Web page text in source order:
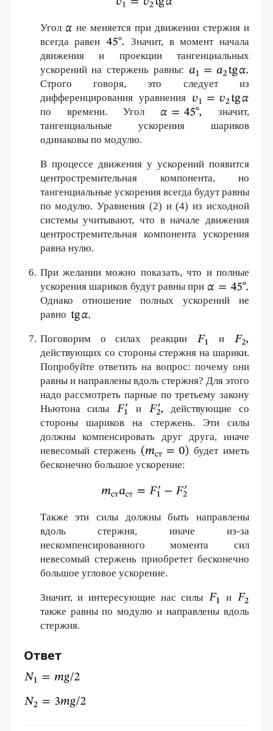
Угол
не меняется при движении стержня и
всегда равен
Значит, в момент начала
движения и проекции тангенциальных
ускорений на стержень равны:
Строго говоря, это следует из
дифференцирования уравнения
по времени. Угол
значит,
тангенциальные ускорения шариков
одинаковы по модулю.
В процессе движения у ускорений появится
центростремительная компонента, но
тангенциальные ускорения всегда будут равны
по модулю. Уравнения (2) и (4) из исходной
системы учитывают, что в начале движения
центростремительная компонента ускорения
равна нулю.
При желании можно показать, что и полные
ускорения шариков будут равны при
Однако отношение полных ускорений не
равно
Поговорим о силах реакции
и
действующих со стороны стержня на шарики.
Попробуйте ответить на вопрос: почему они
равны и направлены вдоль стержня? Для этого
надо рассмотреть парные по третьему закону
Ньютона силы
и
действующие со
стороны шариков на стержень. Эти силы
должны компенсировать друг друга, иначе
невесомый стержень
будет иметь
бесконечно большое ускорение:
Также эти силы должны быть направлены
вдоль стержня, иначе из-за
нескомпенсированного момента сил
невесомый стержень приобретет бесконечно
большое угловое уско­ре­ние.
Значит, и интересующие нас силы
и
также равны по модулю и направлены вдоль
стержня.
Ответ